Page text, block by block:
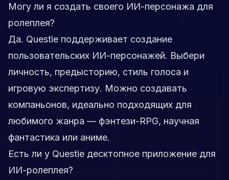
Могу ли я создать своего ИИ-персонажа для
ролеплея?
Да. Questie поддерживает создание
пользовательских ИИ-персонажей. Выбери
личность, предысторию, стиль голоса и
игровую экспертизу. Можно создавать
компаньонов, идеально подходящих для
любимого жанра — фэнтези-RPG, научная
фантастика или аниме.
Есть ли у Questie десктопное приложение для
ИИ-ролеплея?